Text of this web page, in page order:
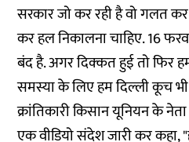
सरकार जो कर रही है वो गलत
कर हल निकालना चाहिए. 16
बंद है. अगर दिक्कत हुई तो फिर
समस्या के लिए हम दिल्ली कूच
क्रांतिकारी किसान यूनियन के
एक वीडियो संदेश जारी कर कहा,